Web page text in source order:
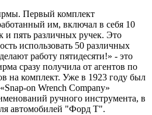
Первый комплект
им, включал в себя 10
и пять различных ручек. Это
использовать 50 различных
работу пятидесяти!» - это
сразу получила от агентов по
на комплект. Уже в 1923 году был
on Wrench Company»
ручного инструмента, в
автомобилей "Форд Т".